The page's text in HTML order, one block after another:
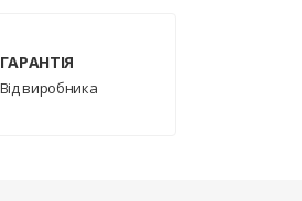
ГАРАНТІЯ
Від виробника